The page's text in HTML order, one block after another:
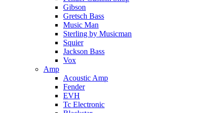
Gibson
Gretsch Bass
Music Man
Sterling by Musicman
Squier
Jackson Bass
Vox
Amp
Acoustic Amp
Fender
EVH
Tc Electronic